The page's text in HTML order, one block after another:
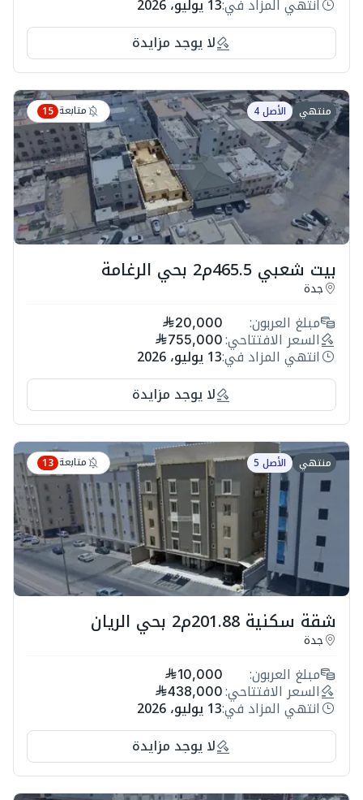
انتهي المزاد في:13 يوليو، 2026
لا يوجد مزايدة
منتهي الأصل 4 متابعة 15
بيت شعبي 465.5م2 بحي الرغامة
جدة
مبلغ العربون: 20,000
السعر الافتتاحي: 755,000
انتهي المزاد في:13 يوليو، 2026
لا يوجد مزايدة
منتهي الأصل 5 متابعة 13
شقة سكنية 201.88م2 بحي الريان
جدة
مبلغ العربون: 10,000
السعر الافتتاحي: 438,000
انتهي المزاد في:13 يوليو، 2026
لا يوجد مزايدة